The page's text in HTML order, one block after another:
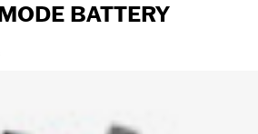
BATTERY